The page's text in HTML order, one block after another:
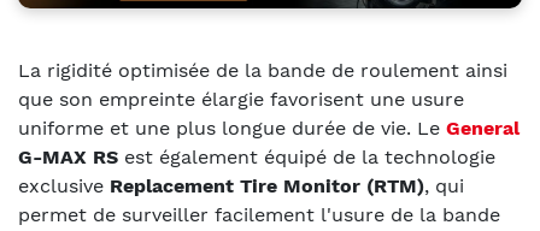
La rigidité optimisée de la bande de roulement ainsi
que son empreinte élargie favorisent une usure
uniforme et une plus longue durée de vie. Le General
G-MAX RS est également équipé de la technologie
exclusive Replacement Tire Monitor (RTM), qui
permet de surveiller facilement l'usure de la bande